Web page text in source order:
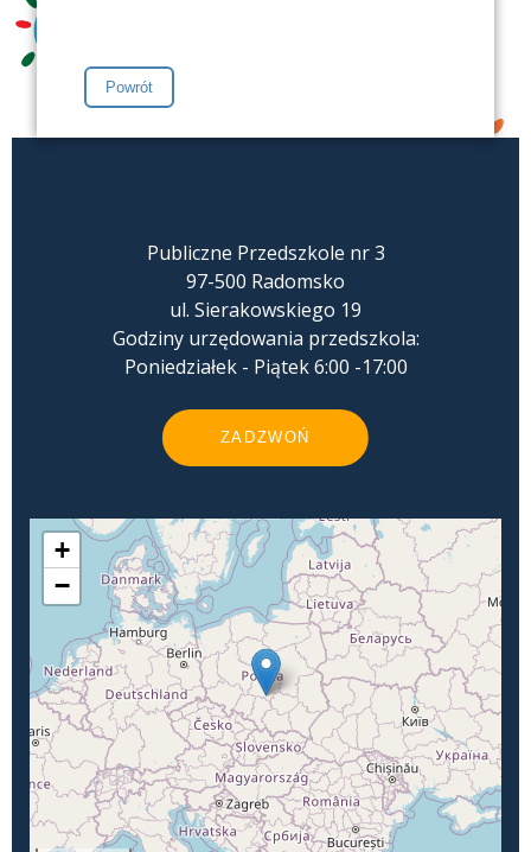
Publiczne Przedszkole nr 3
97-500 Radomsko
ul. Sierakowskiego 19
Godziny urzędowania przedszkola:
Poniedziałek - Piątek 6:00 -17:00
ZADZWOŃ
+
−